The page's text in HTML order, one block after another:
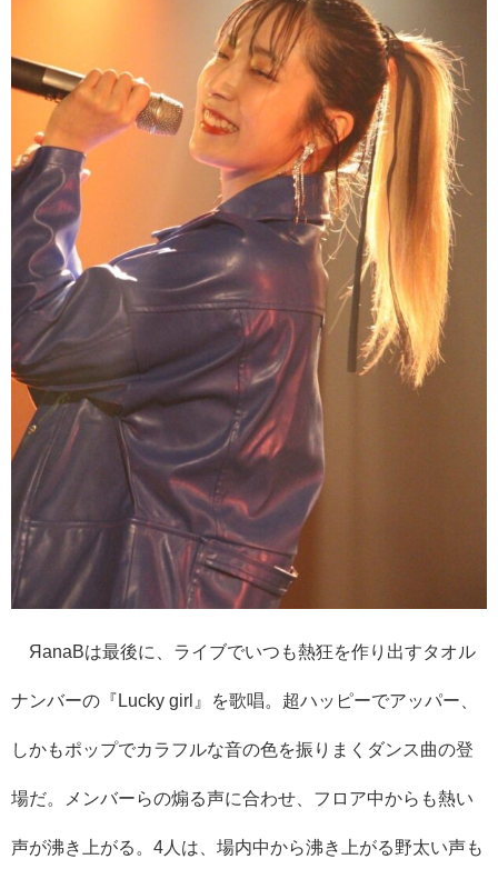
ЯanaBは最後に、ライブでいつも熱狂を作り出すタオル
ナンバーの『Lucky girl』を歌唱。超ハッピーでアッパー、
しかもポップでカラフルな音の色を振りまくダンス曲の登
場だ。メンバーらの煽る声に合わせ、フロア中からも熱い
声が沸き上がる。4人は、場内中から沸き上がる野太い声も